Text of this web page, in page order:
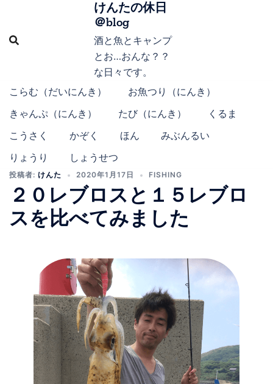
けんたの休日
＠blog
酒と魚とキャンプ
とお…おんな？？
な日々です。
こらむ（だいにんき）
お魚つり（にんき）
きゃんぷ（にんき）
たび（にんき）
くるま
こうさく
かぞく ほん
みぶんるい
りょうり
しょうせつ
投稿者: けんた 2020年1月17日 FISHING
２０レブロスと１５レブロ
スを比べてみました